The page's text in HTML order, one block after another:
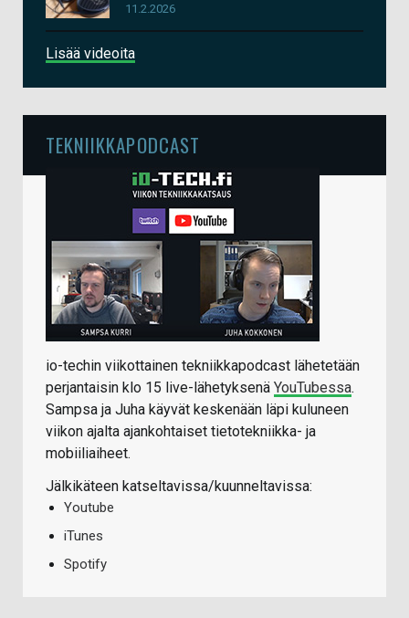
11.2.2026
Lisää videoita
TEKNIIKKAPODCAST
io-techin viikottainen tekniikkapodcast lähetetään
perjantaisin klo 15 live-lähetyksenä YouTubessa.
Sampsa ja Juha käyvät keskenään läpi kuluneen
viikon ajalta ajankohtaiset tietotekniikka- ja
mobiiliaiheet.
Jälkikäteen katseltavissa/kuunneltavissa:
Youtube
iTunes
Spotify